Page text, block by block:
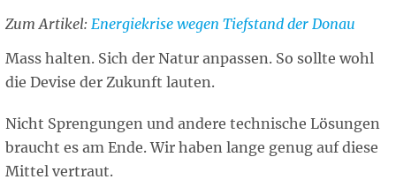
Zum Artikel: Related
Energiekrise wegen Tiefstand der Donau
Mass halten. Sich der Natur anpassen. So sollte wohl
die Devise der Zukunft lauten.
Nicht Sprengungen und andere technische Lösungen
braucht es am Ende. Wir haben lange genug auf diese
Mittel vertraut.